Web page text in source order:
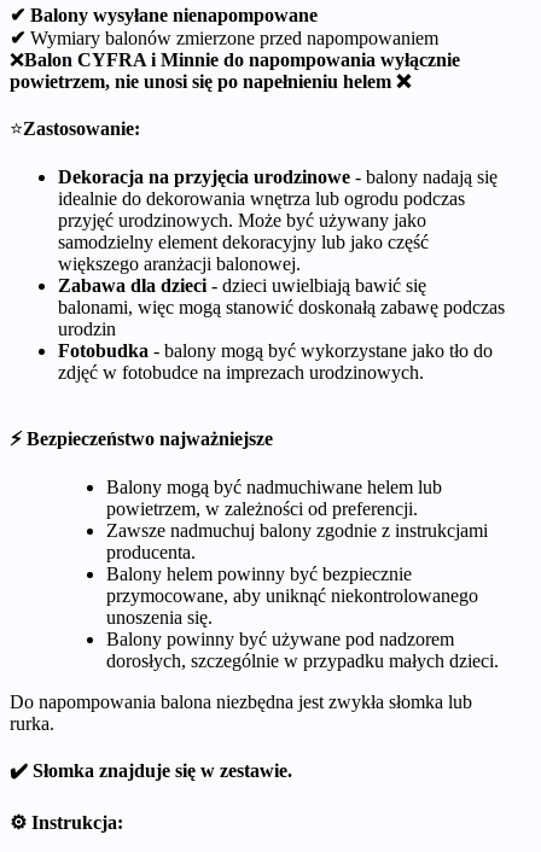
✔ Balony wysyłane nienapompowane
✔ Wymiary balonów zmierzone przed napompowaniem
❌Balon CYFRA i Minnie do napompowania wyłącznie
powietrzem, nie unosi się po napełnieniu helem ❌
⭐Zastosowanie:
Dekoracja na przyjęcia urodzinowe - balony nadają się
idealnie do dekorowania wnętrza lub ogrodu podczas
przyjęć urodzinowych. Może być używany jako
samodzielny element dekoracyjny lub jako część
większego aranżacji balonowej.
Zabawa dla dzieci - dzieci uwielbiają bawić się
balonami, więc mogą stanowić doskonałą zabawę podczas
urodzin
Fotobudka - balony mogą być wykorzystane jako tło do
zdjęć w fotobudce na imprezach urodzinowych.
⚡ Bezpieczeństwo najważniejsze
Balony mogą być nadmuchiwane helem lub
powietrzem, w zależności od preferencji.
Zawsze nadmuchuj balony zgodnie z instrukcjami
producenta.
Balony helem powinny być bezpiecznie
przymocowane, aby uniknąć niekontrolowanego
unoszenia się.
Balony powinny być używane pod nadzorem
dorosłych, szczególnie w przypadku małych dzieci.
Do napompowania balona niezbędna jest zwykła słomka lub
rurka.
✔️ Słomka znajduje się w zestawie.
⚙️ Instrukcja: